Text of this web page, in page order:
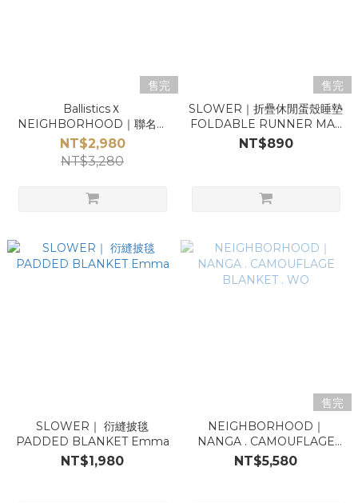
售完
BallisticsＸ
NEIGHBORHOOD｜聯名毯
NH QUILT
NT$2,980
NT$3,280
售完
SLOWER｜折疊休閒蛋殼睡墊
FOLDABLE RUNNER MAT
Traum
NT$890
SLOWER｜ 衍縫披毯
PADDED BLANKET Emma
NT$1,980
售完
NEIGHBORHOOD｜
NANGA . CAMOUFLAGE
BLANKET . WO
NT$5,580